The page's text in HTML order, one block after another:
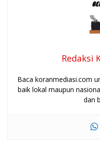
Redaksi
Baca koranmediasi.com
baik lokal maupun
dan